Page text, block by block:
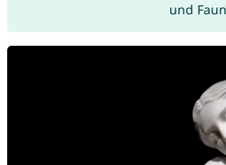
und